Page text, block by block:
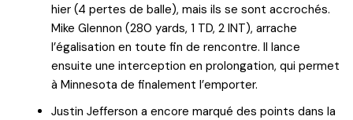
hier (4 pertes de balle), mais ils se sont accrochés.
Mike Glennon (280 yards, 1 TD, 2 INT), arrache
l’égalisation en toute fin de rencontre. Il lance
ensuite une interception en prolongation, qui permet
à Minnesota de finalement l’emporter.
Justin Jefferson a encore marqué des points dans la